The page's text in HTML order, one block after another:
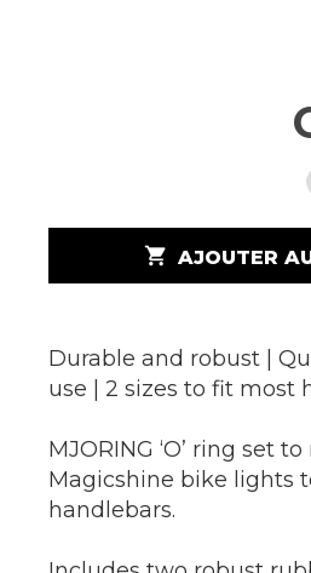
shopping_cart AJOUTER
Durable and robust |
use | 2 sizes to fit most
MJORING ‘O’ ring set
Magicshine bike lights
handlebars.